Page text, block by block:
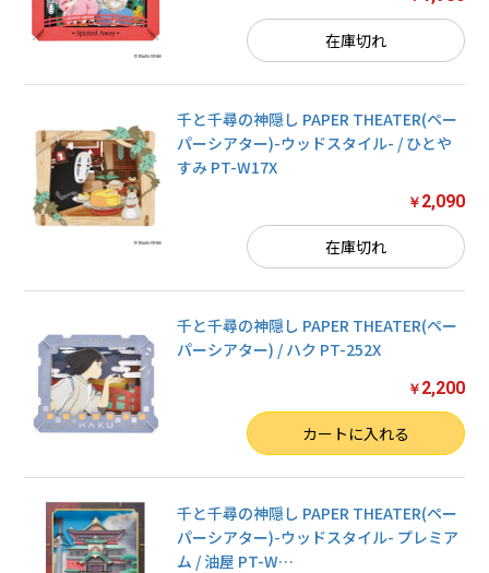
在庫切れ
千と千尋の神隠し PAPER THEATER(ペー
パーシアター)-ウッドスタイル- / ひとや
すみ PT-W17X
￥ 2,090
在庫切れ
千と千尋の神隠し PAPER THEATER(ペー
パーシアター) / ハク PT-252X
￥ 2,200
カートに入れる
千と千尋の神隠し PAPER THEATER(ペー
パーシアター)-ウッドスタイル- プレミア
ム / 油屋 PT-W…
お買い物を続ける